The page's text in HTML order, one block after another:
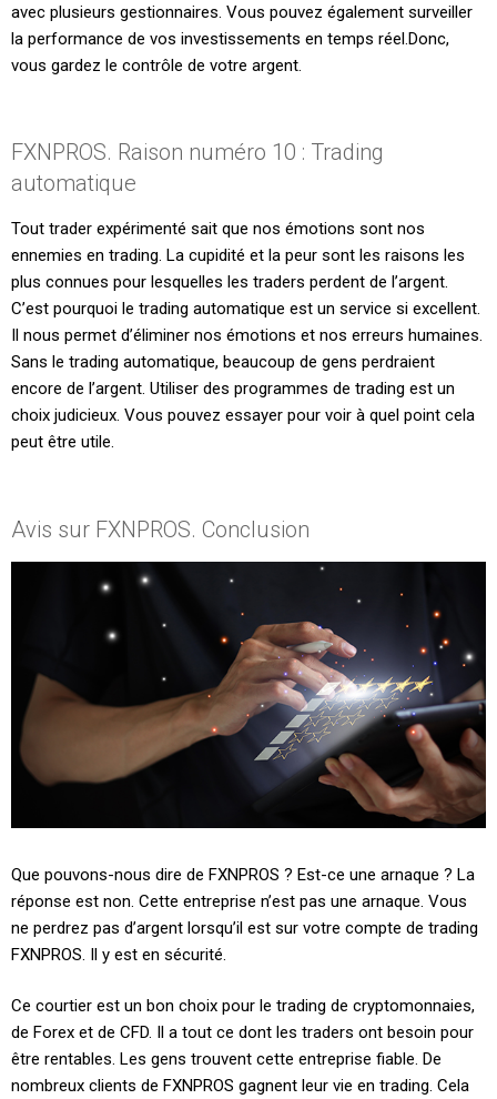
avec plusieurs gestionnaires. Vous pouvez également surveiller
la performance de vos investissements en temps réel.Donc,
vous gardez le contrôle de votre argent.
FXNPROS. Raison numéro 10 : Trading
automatique
Tout trader expérimenté sait que nos émotions sont nos
ennemies en trading. La cupidité et la peur sont les raisons les
plus connues pour lesquelles les traders perdent de l’argent.
C’est pourquoi le trading automatique est un service si excellent.
Il nous permet d’éliminer nos émotions et nos erreurs humaines.
Sans le trading automatique, beaucoup de gens perdraient
encore de l’argent. Utiliser des programmes de trading est un
choix judicieux. Vous pouvez essayer pour voir à quel point cela
peut être utile.
Avis sur FXNPROS. Conclusion
Que pouvons-nous dire de FXNPROS ? Est-ce une arnaque ? La
réponse est non. Cette entreprise n’est pas une arnaque. Vous
ne perdrez pas d’argent lorsqu’il est sur votre compte de trading
FXNPROS. Il y est en sécurité.
Ce courtier est un bon choix pour le trading de cryptomonnaies,
de Forex et de CFD. Il a tout ce dont les traders ont besoin pour
être rentables. Les gens trouvent cette entreprise fiable. De
nombreux clients de FXNPROS gagnent leur vie en trading. Cela